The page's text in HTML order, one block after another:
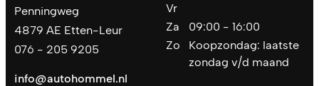
Penningweg
4879 AE Etten-Leur
076 - 205 9205
info@autohommel.nl
Vr
Za
09:00 - 16:00
Zo
Koopzondag: laatste
zondag v/d maand